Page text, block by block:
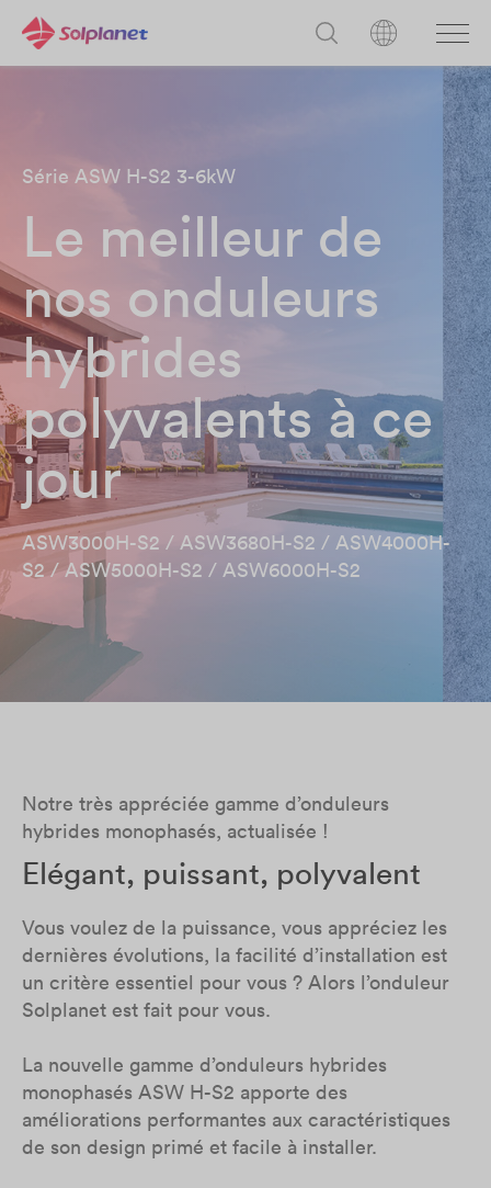
Série ASW H-S2 3-6kW​
Le meilleur de
nos onduleurs
hybrides
polyvalents à ce
jour
ASW3000H-S2 / ASW3680H-S2 / ASW4000H-
S2 / ASW5000H-S2 / ASW6000H-S2
Notre très appréciée gamme d’onduleurs
hybrides monophasés, actualisée !
Elégant, puissant, polyvalent​
Vous voulez de la puissance, vous appréciez les
dernières évolutions, la facilité d’installation est
un critère essentiel pour vous ? Alors l’onduleur
Solplanet est fait pour vous.​
La nouvelle gamme d’onduleurs hybrides
monophasés ASW H-S2 apporte des
améliorations performantes aux caractéristiques
de son design primé et facile à installer.​